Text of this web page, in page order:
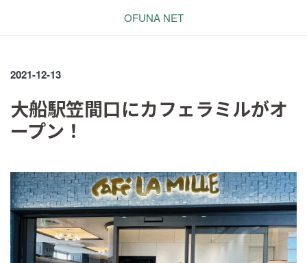
OFUNA NET
2021-12-13
大船駅笠間口にカフェラミルがオ
ープン！